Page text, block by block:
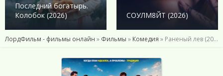
Последний богатырь.
Колобок (2026)
СОУЛМ8ЙТ (2026)
ЛордФильм - фильмы онлайн » Фильмы » Комедия » Раненый лев (2026)